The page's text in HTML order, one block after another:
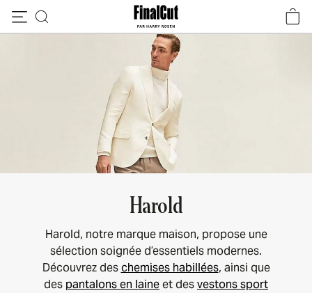
Harold
Harold, notre marque maison, propose une
sélection soignée d’essentiels modernes.
Découvrez deschemises habillées, ainsi que
des pantalons en laineet desvestons sport